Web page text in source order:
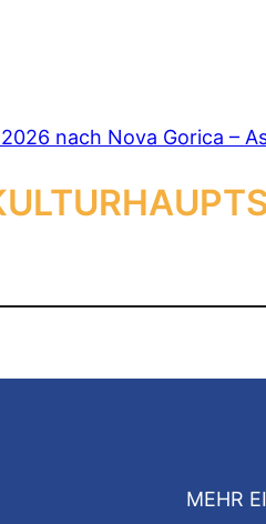
nach Nova Gorica –
MEHR